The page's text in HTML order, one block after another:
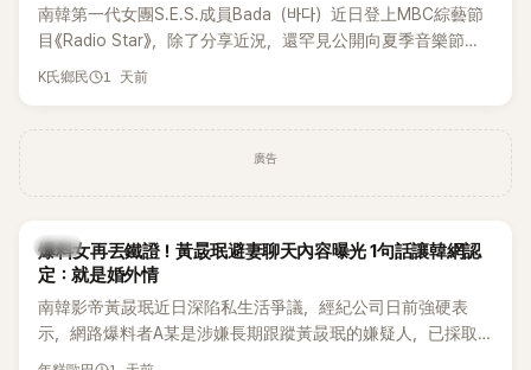
麼大，不知道才奇怪吧。」一來一往，氣氛反而更加輕鬆。 談到
當年情況，李智惠終於鬆口坦言，當時確實被質疑動過隆胸手
術。她回憶：「拍了比基尼照片之後，就開始被說是不是去隆乳
了。」為了澄清誤會，她只好親自站出來說清楚。 李智惠進一步
解釋，當時隆胸手術幾乎只有「腋下切開」一種方式，「所以我就
想，既然一直說我有做，那我乾脆把腋下給大家看，證明我根
召開了一場泳裝記者招待會。當時她穿著比基尼站在一排攝影
機前，面對媒體擺出各種姿勢，畫面至今仍被網友津津樂道。
這段為平息爭議、直接公開腋下畫面自證清白的往事再度被提
起，節目現場立刻充滿驚呼聲與笑聲，也再次讓人見識到她面
對流言時「豁出去」的直率性格。其實她過去也曾在 SBS 節目
南韓第一代女團S.E.S.成員Bada（바다）近日登上MBC綜藝節
目《Radio Star》，除了分享近況，還罕見公開向夏季音樂節
Waterbomb喊話，笑稱自己至今從未受邀演出，更幽默表示：
K氏鄉民 1 天前
廣告
韓星
爆料女再丟鐵證！黃晸珉避妻聊天內容曝光 1句話讓韓網認
定：就是婚外情
南韓影帝黃晸珉近日深陷私生活爭議，經紀公司日前強硬表
示，網路爆料者A某是涉嫌長期跟蹤黃晸珉的嫌疑人，已採取
法律行動。不過，A某並未因此停止發聲，5日再度透過社群平